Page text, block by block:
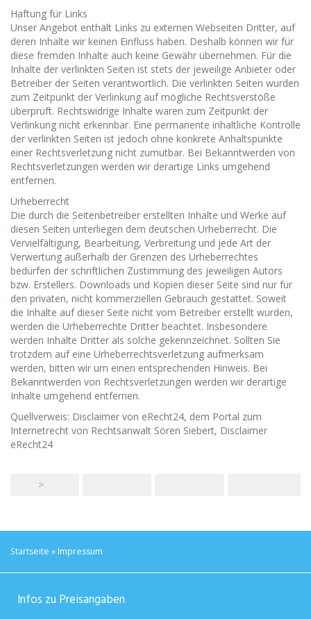
Haftung für Links
Unser Angebot enthält Links zu externen Webseiten Dritter, auf
deren Inhalte wir keinen Einfluss haben. Deshalb können wir für
diese fremden Inhalte auch keine Gewähr übernehmen. Für die
Inhalte der verlinkten Seiten ist stets der jeweilige Anbieter oder
Betreiber der Seiten verantwortlich. Die verlinkten Seiten wurden
zum Zeitpunkt der Verlinkung auf mögliche Rechtsverstöße
überprüft. Rechtswidrige Inhalte waren zum Zeitpunkt der
Verlinkung nicht erkennbar. Eine permanente inhaltliche Kontrolle
der verlinkten Seiten ist jedoch ohne konkrete Anhaltspunkte
einer Rechtsverletzung nicht zumutbar. Bei Bekanntwerden von
Rechtsverletzungen werden wir derartige Links umgehend
entfernen.
Urheberrecht
Die durch die Seitenbetreiber erstellten Inhalte und Werke auf
diesen Seiten unterliegen dem deutschen Urheberrecht. Die
Vervielfältigung, Bearbeitung, Verbreitung und jede Art der
Verwertung außerhalb der Grenzen des Urheberrechtes
bedürfen der schriftlichen Zustimmung des jeweiligen Autors
bzw. Erstellers. Downloads und Kopien dieser Seite sind nur für
den privaten, nicht kommerziellen Gebrauch gestattet. Soweit
die Inhalte auf dieser Seite nicht vom Betreiber erstellt wurden,
werden die Urheberrechte Dritter beachtet. Insbesondere
werden Inhalte Dritter als solche gekennzeichnet. Sollten Sie
trotzdem auf eine Urheberrechtsverletzung aufmerksam
werden, bitten wir um einen entsprechenden Hinweis. Bei
Bekanntwerden von Rechtsverletzungen werden wir derartige
Inhalte umgehend entfernen.
Quellverweis: Disclaimer von eRecht24, dem Portal zum
Internetrecht von Rechtsanwalt Sören Siebert, Disclaimer
eRecht24
>
Startseite » Impressum
Infos zu Preisangaben